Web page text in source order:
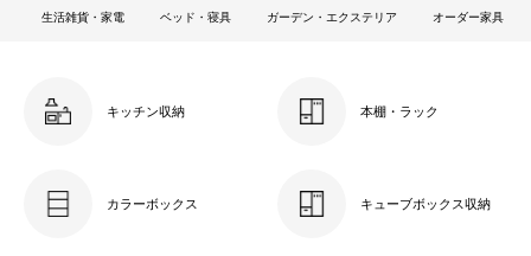
生活雑貨・家電 ベッド・寝具 ガーデン・エクステリア オーダー家具
キッチン収納 本棚・ラック
カラーボックス キューブボックス収納